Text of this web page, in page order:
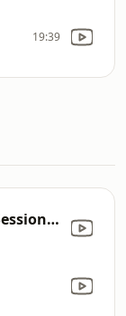
19:39
Always in the Place (Session Victim Remix)